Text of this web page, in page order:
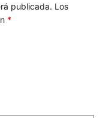
publicada. Los
*